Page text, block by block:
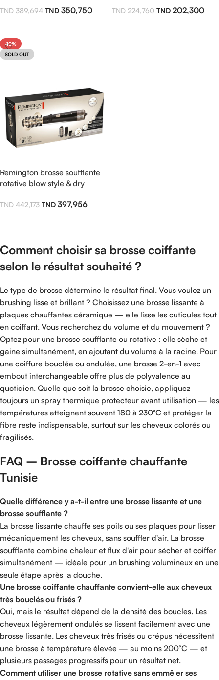
389,694 350,750 224,760 202,300
-10%
SOLD OUT
Remington brosse soufflante
rotative blow style & dry
442,173 397,956
Comment choisir sa brosse coiffante
selon le résultat souhaité ?
Le type de brosse détermine le résultat final. Vous voulez un
brushing lisse et brillant ? Choisissez une brosse lissante à
plaques chauffantes céramique — elle lisse les cuticules tout
en coiffant. Vous recherchez du volume et du mouvement ?
Optez pour une brosse soufflante ou rotative : elle sèche et
gaine simultanément, en ajoutant du volume à la racine. Pour
une coiffure bouclée ou ondulée, une brosse 2-en-1 avec
embout interchangeable offre plus de polyvalence au
quotidien. Quelle que soit la brosse choisie, appliquez
toujours un spray thermique protecteur avant utilisation — les
températures atteignent souvent 180 à 230°C et protéger la
fibre reste indispensable, surtout sur les cheveux colorés ou
fragilisés.
FAQ – Brosse coiffante chauffante
Tunisie
Quelle différence y a-t-il entre une brosse lissante et une
brosse soufflante ?
La brosse lissante chauffe ses poils ou ses plaques pour lisser
mécaniquement les cheveux, sans souffler d'air. La brosse
soufflante combine chaleur et flux d'air pour sécher et coiffer
simultanément — idéale pour un brushing volumineux en une
seule étape après la douche.
Une brosse coiffante chauffante convient-elle aux cheveux
très bouclés ou frisés ?
Oui, mais le résultat dépend de la densité des boucles. Les
cheveux légèrement ondulés se lissent facilement avec une
brosse lissante. Les cheveux très frisés ou crépus nécessitent
une brosse à température élevée — au moins 200°C — et
plusieurs passages progressifs pour un résultat net.
Comment utiliser une brosse rotative sans emmêler ses